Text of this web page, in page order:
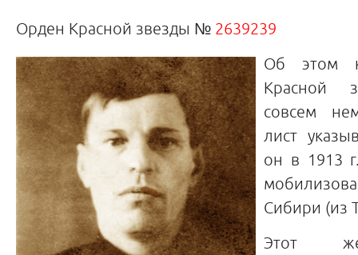
Орден Красной звезды № 2639239
Об этом
Красной
совсем
лист
он в 1913
Сибири (из
Этот же